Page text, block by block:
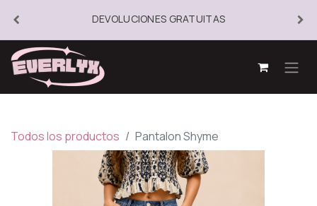
DEVOLUCIONES GRATUITAS
Todos los productos Pantalon Shyme